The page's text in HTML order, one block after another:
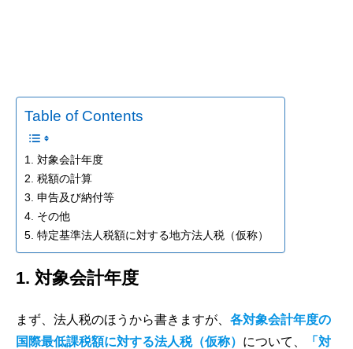
Table of Contents
1. 対象会計年度
2. 税額の計算
3. 申告及び納付等
4. その他
5. 特定基準法人税額に対する地方法人税（仮称）
1. 対象会計年度
まず、法人税のほうから書きますが、 各対象会計年度の
国際最低課税額に対する法人税（仮称） について、
「対